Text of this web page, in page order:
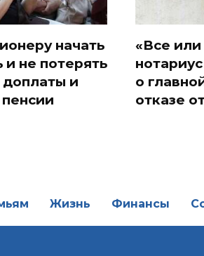
начать
и не потерять
доплаты и
«Все или
о
отказе
Жизнь Финансы